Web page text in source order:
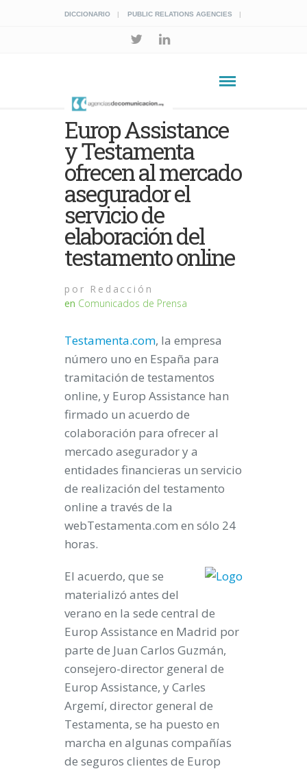
DICCIONARIO PUBLIC RELATIONS AGENCIES
Europ Assistance
y Testamenta
ofrecen al mercado
asegurador el
servicio de
elaboración del
testamento online
por Redacción
en Comunicados de Prensa
Testamenta.com, la empresa
número uno en España para
tramitación de testamentos
online, y Europ Assistance han
firmado un acuerdo de
colaboración para ofrecer al
mercado asegurador y a
entidades financieras un servicio
de realización del testamento
online a través de la
webTestamenta.com en sólo 24
horas.
El acuerdo, que se
materializó antes del
verano en la sede central de
Europ Assistance en Madrid por
parte de Juan Carlos Guzmán,
consejero-director general de
Europ Assistance, y Carles
Argemí, director general de
Testamenta, se ha puesto en
marcha en algunas compañías
de seguros clientes de Europ